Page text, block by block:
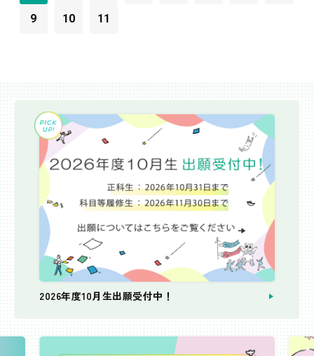
9 10 11
2026年度10月生出願受付中！